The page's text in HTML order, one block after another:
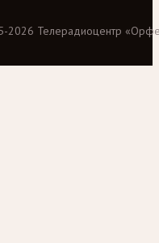
-2026 Телерадиоцентр